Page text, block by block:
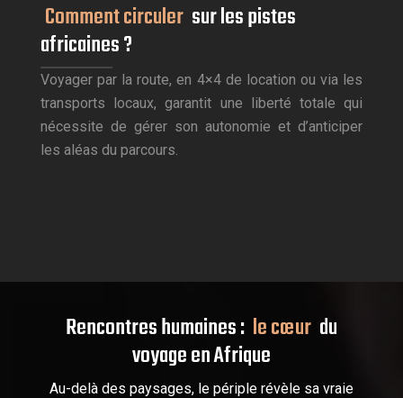
Comment circuler sur les pistes
africaines ?
Voyager par la route, en 4×4 de location ou via les
transports locaux, garantit une liberté totale qui
nécessite de gérer son autonomie et d’anticiper
les aléas du parcours.
Rencontres humaines : le cœur du
voyage en Afrique
Au-delà des paysages, le périple révèle sa vraie